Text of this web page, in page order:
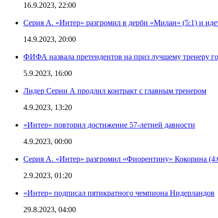
16.9.2023, 22:00
Серия А. «Интер» разгромил в дерби «Милан» (5:1) и
14.9.2023, 20:00
ФИФА назвала претендентов на приз лучшему тренеру
5.9.2023, 16:00
Лидер Серии А продлил контракт с главным тренером
4.9.2023, 13:20
«Интер» повторил достижение 57-летней давности
4.9.2023, 00:00
Серия А. «Интер» разгромил «Фиорентину» Кокорина
2.9.2023, 01:20
«Интер» подписал пятикратного чемпиона Нидерландов
29.8.2023, 04:00